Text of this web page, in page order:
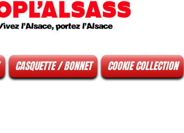
CASQUETTE / BONNET COOKIE COLLECTION